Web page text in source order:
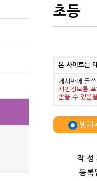
초등
본 사이트는
게시판에 글
개인정보를
받을 수 있음
방과
작 성
등록